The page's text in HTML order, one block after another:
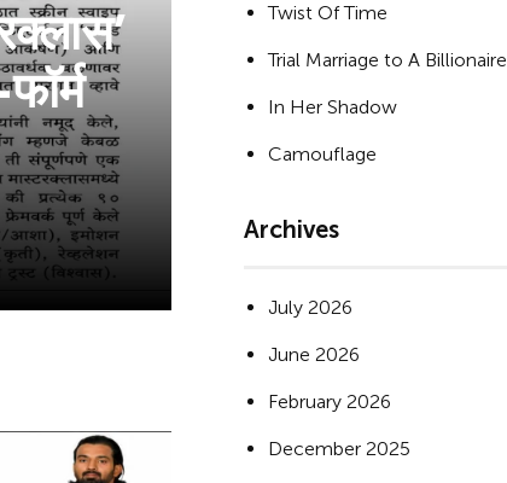
Twist Of Time
Trial Marriage to A Billionaire
In Her Shadow
Camouflage
Archives
July 2026
June 2026
February 2026
December 2025